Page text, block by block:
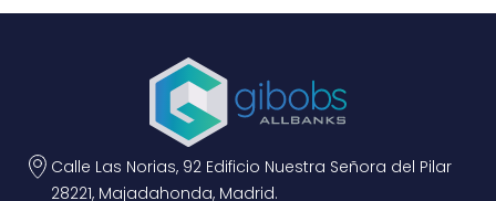
Calle Las Norias, 92 Edificio Nuestra Señora del Pilar
28221, Majadahonda, Madrid.